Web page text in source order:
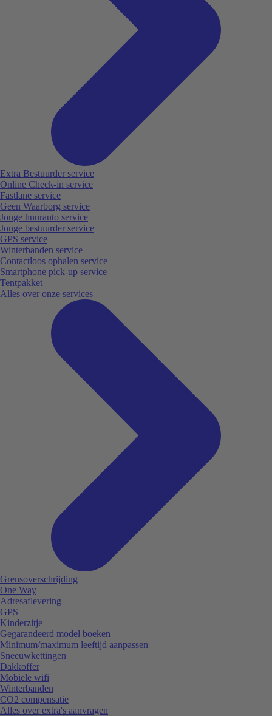
Extra Bestuurder service
Online Check-in service
Fastlane service
Geen Waarborg service
Jonge huurauto service
Jonge bestuurder service
GPS service
Winterbanden service
Contactloos ophalen service
Smartphone pick-up service
Tentpakket
Alles over onze services
Grensoverschrijding
One Way
Adresaflevering
GPS
Kinderzitje
Gegarandeerd model boeken
Minimum/maximum leeftijd aanpassen
Sneeuwkettingen
Dakkoffer
Mobiele wifi
Winterbanden
CO2 compensatie
Alles over extra's aanvragen